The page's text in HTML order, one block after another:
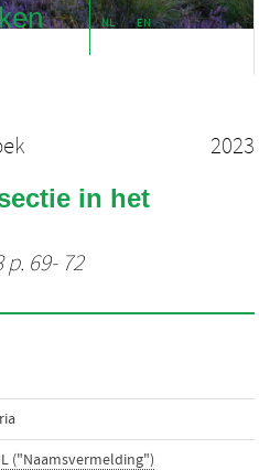
NL EN
2023
in het
69- 72
("Naamsvermelding")